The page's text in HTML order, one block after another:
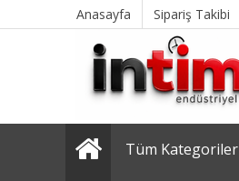
Anasayfa Sipariş Takibi
Tüm Kategoriler